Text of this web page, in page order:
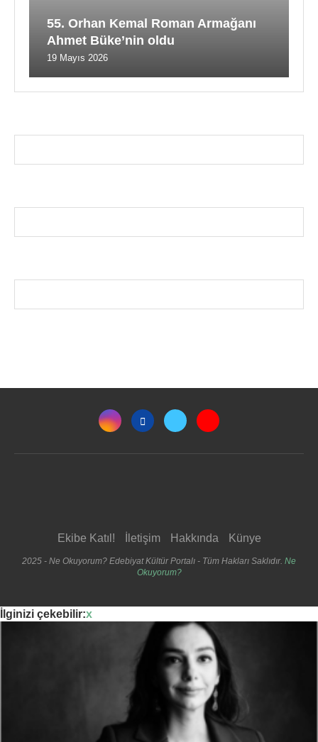
55. Orhan Kemal Roman Armağanı
Ahmet Büke’nin oldu
19 Mayıs 2026
Ekibe Katıl! İletişim Hakkında Künye
2025 - Ne Okuyorum? Edebiyat Kültür Portalı - Tüm Hakları Saklıdır. Ne
Okuyorum?
İlginizi çekebilir:x